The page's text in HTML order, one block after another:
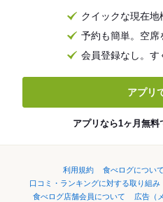
クイックな現在地
予約も簡単。空席
会員登録なし。す
アプリ
アプリなら1ヶ月無料
利用規約 食べログについて
口コミ・ランキングに対する取り組み
食べログ店舗会員について
広告（